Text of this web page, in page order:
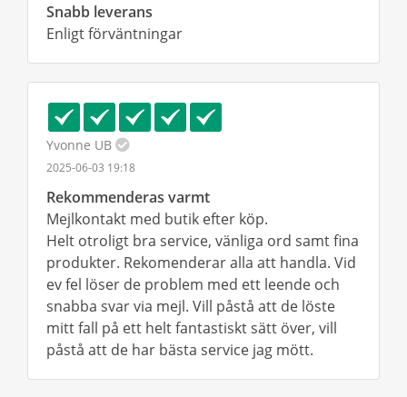
Snabb leverans
Enligt förväntningar
Yvonne UB
2025-06-03 19:18
Rekommenderas varmt
Mejlkontakt med butik efter köp.
Helt otroligt bra service, vänliga ord samt fina
produkter. Rekomenderar alla att handla. Vid
ev fel löser de problem med ett leende och
snabba svar via mejl. Vill påstå att de löste
mitt fall på ett helt fantastiskt sätt över, vill
påstå att de har bästa service jag mött.